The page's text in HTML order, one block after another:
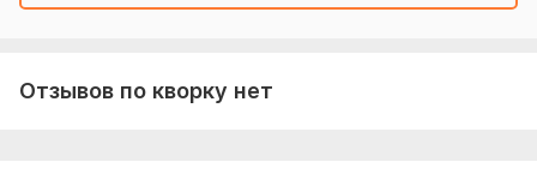
Отзывов по кворку нет